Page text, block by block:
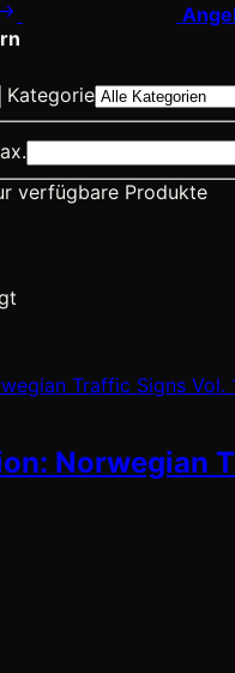
Kategorie
verfügbare Produkte
Norwegian